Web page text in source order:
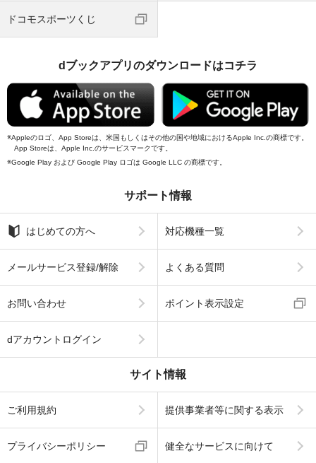
ドコモスポーツくじ
dブックアプリのダウンロードはコチラ
Appleのロゴ、App Storeは、米国もしくはその他の国や地域におけるApple Inc.の商標です。
App Storeは、Apple Inc.のサービスマークです。
Google Play および Google Play ロゴは Google LLC の商標です。
サポート情報
はじめての方へ 対応機種一覧
メールサービス登録/解除 よくある質問
お問い合わせ ポイント表示設定
dアカウントログイン
サイト情報
ご利用規約 提供事業者等に関する表示
プライバシーポリシー 健全なサービスに向けて